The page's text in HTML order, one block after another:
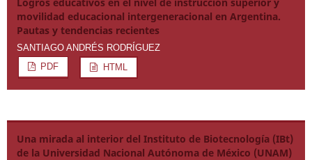
movilidad educacional intergeneracional en Argentina.
Pautas y tendencias recientes
SANTIAGO ANDRÉS RODRÍGUEZ
PDF
HTML
Una mirada al interior del Instituto de Biotecnología (IBt)
de la Universidad Nacional Autónoma de México (UNAM)